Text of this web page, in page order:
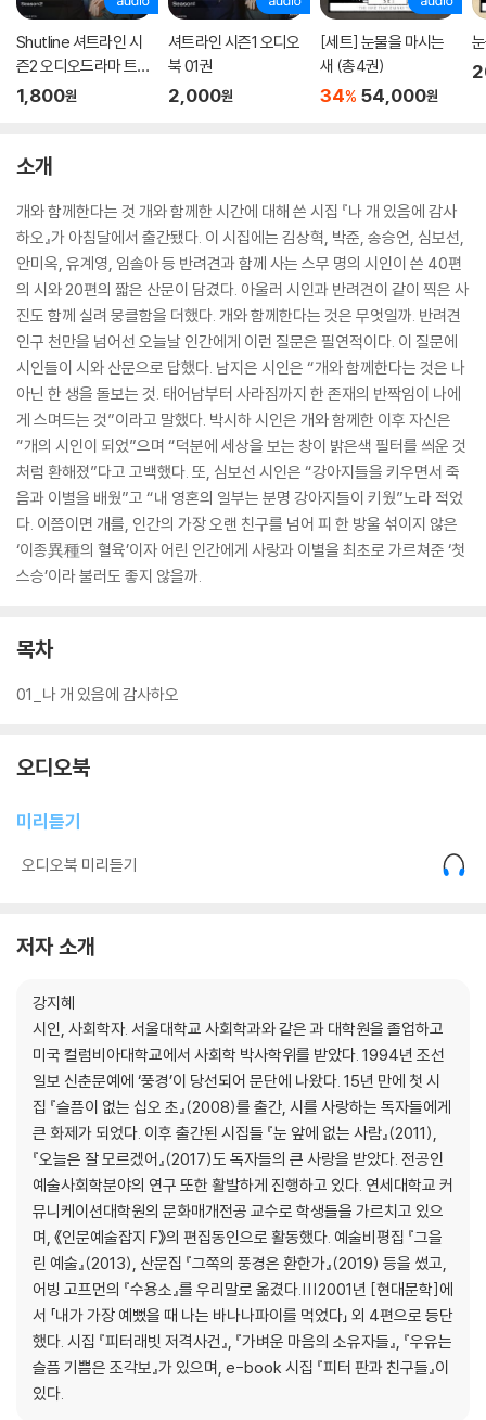
Shutline 셔트라인 시
즌2 오디오드라마 트랙
01
1,800원
셔트라인 시즌1 오디오
북 01권
2,000원
[세트] 눈물을 마시는
새 (총4권)
34% 54,000원
소개
개와 함께한다는 것 개와 함께한 시간에 대해 쓴 시집 『나 개 있음에 감사
하오』가 아침달에서 출간됐다. 이 시집에는 김상혁, 박준, 송승언, 심보선,
안미옥, 유계영, 임솔아 등 반려견과 함께 사는 스무 명의 시인이 쓴 40편
의 시와 20편의 짧은 산문이 담겼다. 아울러 시인과 반려견이 같이 찍은 사
진도 함께 실려 뭉클함을 더했다. 개와 함께한다는 것은 무엇일까. 반려견
인구 천만을 넘어선 오늘날 인간에게 이런 질문은 필연적이다. 이 질문에
시인들이 시와 산문으로 답했다. 남지은 시인은 “개와 함께한다는 것은 나
아닌 한 생을 돌보는 것. 태어남부터 사라짐까지 한 존재의 반짝임이 나에
게 스며드는 것”이라고 말했다. 박시하 시인은 개와 함께한 이후 자신은
“개의 시인이 되었”으며 “덕분에 세상을 보는 창이 밝은색 필터를 씌운 것
처럼 환해졌”다고 고백했다. 또, 심보선 시인은 “강아지들을 키우면서 죽
음과 이별을 배웠”고 “내 영혼의 일부는 분명 강아지들이 키웠”노라 적었
다. 이쯤이면 개를, 인간의 가장 오랜 친구를 넘어 피 한 방울 섞이지 않은
‘이종異種의 혈육’이자 어린 인간에게 사랑과 이별을 최초로 가르쳐준 ‘첫
스승’이라 불러도 좋지 않을까.
목차
01_나 개 있음에 감사하오
오디오북
미리듣기
오디오북 미리듣기
저자 소개
강지혜
시인, 사회학자. 서울대학교 사회학과와 같은 과 대학원을 졸업하고
미국 컬럼비아대학교에서 사회학 박사학위를 받았다. 1994년 조선
일보 신춘문예에 ‘풍경’이 당선되어 문단에 나왔다. 15년 만에 첫 시
집 『슬픔이 없는 십오 초』(2008)를 출간, 시를 사랑하는 독자들에게
큰 화제가 되었다. 이후 출간된 시집들 『눈 앞에 없는 사람』(2011),
『오늘은 잘 모르겠어』(2017)도 독자들의 큰 사랑을 받았다. 전공인
예술사회학분야의 연구 또한 활발하게 진행하고 있다. 연세대학교 커
뮤니케이션대학원의 문화매개전공 교수로 학생들을 가르치고 있으
며, 《인문예술잡지 F》의 편집동인으로 활동했다. 예술비평집 『그을
린 예술』(2013), 산문집 『그쪽의 풍경은 환한가』(2019) 등을 썼고,
어빙 고프먼의 『수용소』를 우리말로 옮겼다.|||2001년 [현대문학]에
서 「내가 가장 예뻤을 때 나는 바나나파이를 먹었다」 외 4편으로 등단
했다. 시집 『피터래빗 저격사건』, 『가벼운 마음의 소유자들』, 『우유는
슬픔 기쁨은 조각보』가 있으며, e-book 시집 『피터 판과 친구들』이
있다.